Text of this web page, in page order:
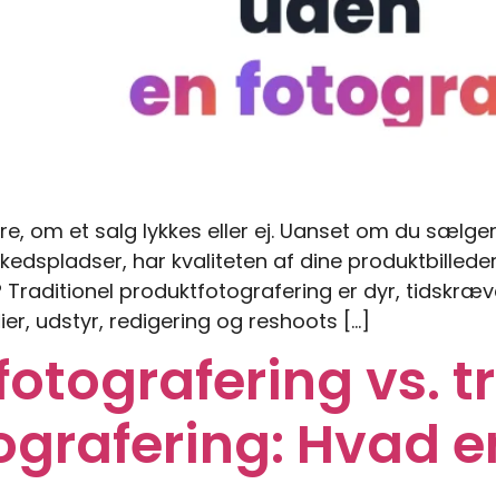
om et salg lykkes eller ej. Uanset om du
har kvaliteten af dine
Traditionel produktfotografering er dyr,
udstyr, redigering og reshoots […]
vs.
Hvad